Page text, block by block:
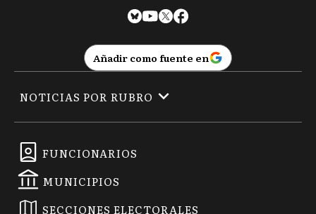
Añadir como fuente en
FUNCIONARIOS
MUNICIPIOS
SECCIONES ELECTORALES
NOTICIAS POR RUBRO